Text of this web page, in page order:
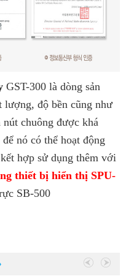
GST-300 là dòng sản
lượng, độ bền cũng như
chuông được khá
nó có thể hoạt động
hợp sử dụng thêm với
thiết bị hiển thị SPU-
SB-500